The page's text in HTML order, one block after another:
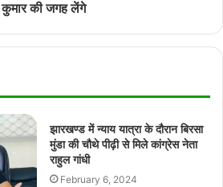
कुमार की जगह लेंगे
झारखण्ड में न्याय यात्रा के दौरान बिरसा
मुंडा की चौथे पीढ़ी से मिले कांग्रेस नेता
राहुल गांधी
February 6, 2024